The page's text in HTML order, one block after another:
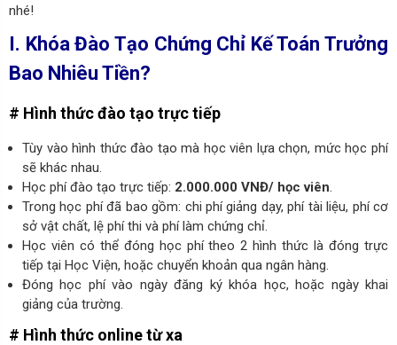
nhé!
I. Khóa Đào Tạo Chứng Chỉ Kế Toán Trưởng
Bao Nhiêu Tiền?
# Hình thức đào tạo trực tiếp
Tùy vào hình thức đào tạo mà học viên lựa chọn, mức học phí
sẽ khác nhau.
Học phí đào tạo trực tiếp: 2.000.000 VNĐ/ học viên
Trong học phí đã bao gồm: chi phí giảng dạy, phí tài liệu, phí cơ
sở vật chất, lệ phí thi và phí làm chứng chỉ.
Học viên có thể đóng học phí theo 2 hình thức là đóng trực
tiếp tại Học Viện, hoặc chuyển khoản qua ngân hàng.
Đóng học phí vào ngày đăng ký khóa học, hoặc ngày khai
giảng của trường.
# Hình thức online từ xa